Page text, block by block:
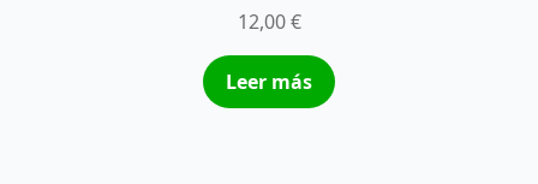
12,00€
Leer más